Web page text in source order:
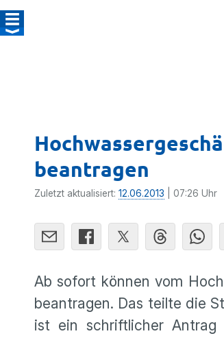
beantragen
Zuletzt aktualisiert: 12.06.2013 | 07:26 Uhr
Ab sofort können vom
beantragen. Das teilte die
ist ein schrift­li­cher Antrag